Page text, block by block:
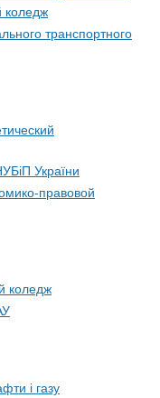
коледж
транспортного
України
правовой
коледж
і газу